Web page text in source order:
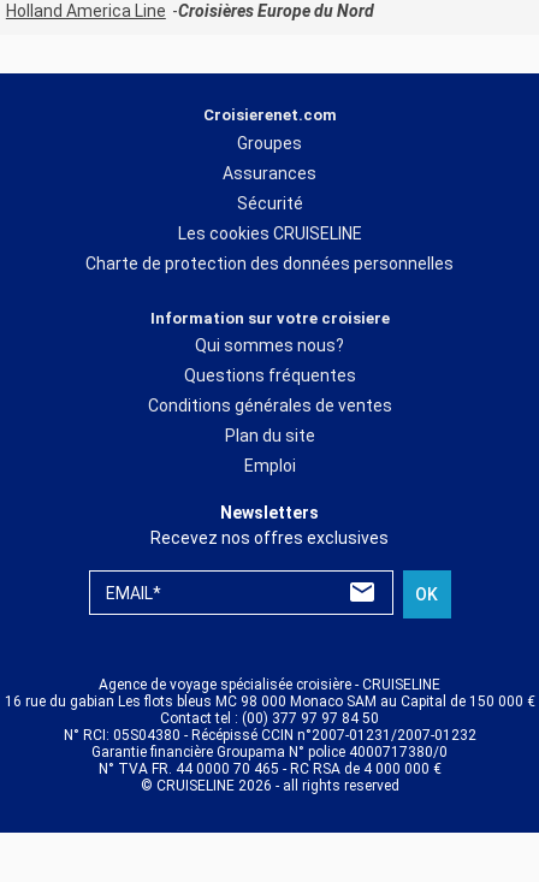
Holland America Line
Croisières Europe du Nord
Croisierenet.com
Groupes
Assurances
Sécurité
Les cookies CRUISELINE
Charte de protection des données personnelles
Information sur votre croisiere
Qui sommes nous?
Questions fréquentes
Conditions générales de ventes
Plan du site
Emploi
Newsletters
Recevez nos offres exclusives
EMAIL* OK
Agence de voyage spécialisée croisière - CRUISELINE
16 rue du gabian Les flots bleus MC 98 000 Monaco SAM au Capital de 150 000 €
Contact tel : (00) 377 97 97 84 50
N° RCI: 05S04380 - Récépissé CCIN n°2007-01231/2007-01232
Garantie financière Groupama N° police 4000717380/0
N° TVA FR. 44 0000 70 465 - RC RSA de 4 000 000 €
© CRUISELINE 2026 - all rights reserved